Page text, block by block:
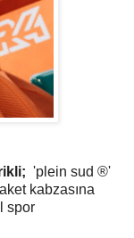
'plein sud ®'
kabzasına
spor